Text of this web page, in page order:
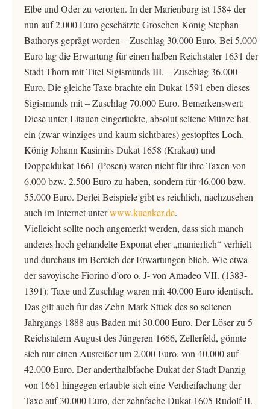
Elbe und Oder zu verorten. In der Marienburg ist 1584 der
nun auf 2.000 Euro geschätzte Groschen König Stephan
Bathorys geprägt worden – Zuschlag 30.000 Euro. Bei 5.000
Euro lag die Erwartung für einen halben Reichstaler 1631 der
Stadt Thorn mit Titel Sigismunds III. – Zuschlag 36.000
Euro. Die gleiche Taxe brachte ein Dukat 1591 eben dieses
Sigismunds mit – Zuschlag 70.000 Euro. Bemerkenswert:
Diese unter Litauen eingerückte, absolut seltene Münze hat
ein (zwar winziges und kaum sichtbares) gestopftes Loch.
König Johann Kasimirs Dukat 1658 (Krakau) und
Doppeldukat 1661 (Posen) waren nicht für ihre Taxen von
6.000 bzw. 2.500 Euro zu haben, sondern für 46.000 bzw.
55.000 Euro. Derlei Beispiele gibt es reichlich, nachzusehen
auch im Internet unterwww.kuenker.de.
Vielleicht sollte noch angemerkt werden, dass sich manch
anderes hoch gehandelte Exponat eher „manierlich“ verhielt
und durchaus im Bereich der Erwartungen blieb. Wie etwa
der savoyische Fiorino d’oro o. J- von Amadeo VII. (1383-
1391): Taxe und Zuschlag waren mit 40.000 Euro identisch.
Das gilt auch für das Zehn-Mark-Stück des so seltenen
Jahrgangs 1888 aus Baden mit 30.000 Euro. Der Löser zu 5
Reichstalern August des Jüngeren 1666, Zellerfeld, gönnte
sich nur einen Ausreißer um 2.000 Euro, von 40.000 auf
42.000 Euro. Der anderthalbfache Dukat der Stadt Danzig
von 1661 hingegen erlaubte sich eine Verdreifachung der
Taxe auf 30.000 Euro, der zehnfache Dukat 1605 Rudolf II.